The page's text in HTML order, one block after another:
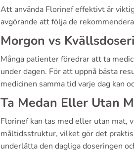
Att använda Florinef effektivt är
avgörande att följa de
Morgon vs
Många patienter föredrar att ta
under dagen. För att uppnå bästa
medicinen samma tid varje dag kan
Ta Medan Eller Utan
Florinef kan tas med eller utan mat,
måltidsstruktur, vilket gör det
underlätta den dagliga doseringen